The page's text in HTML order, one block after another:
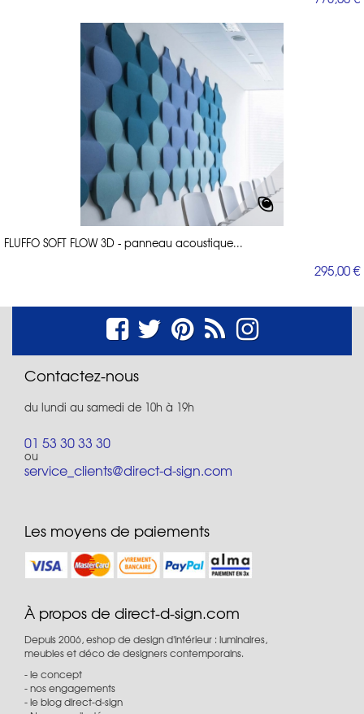
FLUFFO SOFT FLOW 3D - panneau acoustique...
295,00 €
Contactez-nous
du lundi au samedi de 10h à 19h
01 53 30 33 30
ou
service_clients@direct-d-sign.com
Les moyens de paiements
À propos de direct-d-sign.com
Depuis 2006, eshop de design d'intérieur : luminaires,
meubles et déco de designers contemporains.
le concept
nos engagements
le blog direct-d-sign